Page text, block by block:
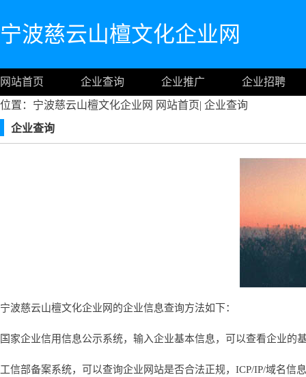
宁波慈云山檀文化企业网
网站首页 企业查询 企业推广
企业招聘
位置：宁波慈云山檀文化企业网 网站首页| 企业查询
企业查询
宁波慈云山檀文化企业网的企业信息查询方法如下：
国家企业信用信息公示系统，输入企业基本信息，可以查看企业的
工信部备案系统，可以查询企业网站是否合法正规，ICP/IP/域名信